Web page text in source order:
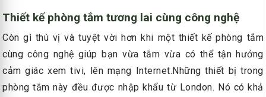
Thiết kế phòng tắm tương lai cùng công nghệ
Còn gì thú vị và tuyệt vời hơn khi một thiết kế phòng tắm
cùng công nghệ giúp bạn vừa tắm vừa có thể tận hưởng
cảm giác xem tivi, lên mạng Internet.Những thiết bị trong
phòng tắm này đều được nhập khẩu từ London. Nó có khả